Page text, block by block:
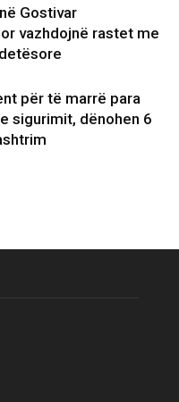
Gostivar
vazhdojnë rastet me
për të marrë para
sigurimit, dënohen 6